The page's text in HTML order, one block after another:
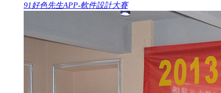
91好色先生APP-軟件設計大賽